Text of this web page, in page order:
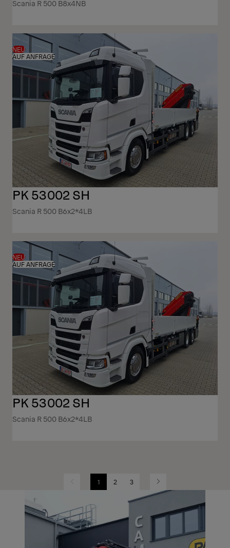
Scania R 500 B8x4NB
NEU
AUF ANFRAGE
PK 53002 SH
Scania R 500 B6x2*4LB
NEU
AUF ANFRAGE
PK 53002 SH
Scania R 500 B6x2*4LB
Previous 1 2 3 Next